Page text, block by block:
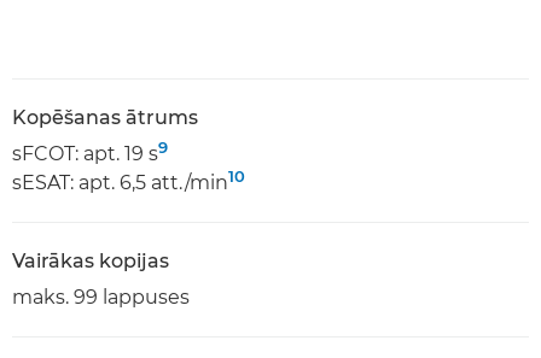
Kopēšanas ātrums
sFCOT: apt. 19 s9
sESAT: apt. 6,5 att./min10
Vairākas kopijas
maks. 99 lappuses